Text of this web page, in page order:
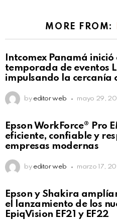
MORE FROM:
Intcomex Panamá inició
temporada de eventos
impulsando la cercanía
by editor web mayo 29,
Epson WorkForce® Pro
eficiente, confiable y
empresas modernas
by editor web marzo 17,
Epson y Shakira
el lanzamiento de los
EpiqVision EF21 y EF22